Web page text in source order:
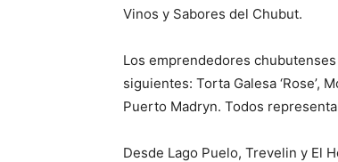
Vinos y Sabores del Chubut.
Los emprendedores
siguientes: Torta Galesa ‘Rose’,
Puerto Madryn. Todos
Desde Lago Puelo, Trevelin y El